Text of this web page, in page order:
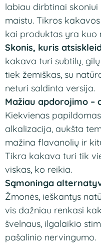
labiau dirbtinai
maistu. Tikros
kai produktas yra kuo
Skonis, kuris
kakava turi subtilų,
tiek žemiškas, su
neturi saldinta versija.
Mažiau apdorojimo –
Kiekvienas
alkalizacija, aukšta
mažina flavanolių ir
Tikra kakava turi tik
viskas, ko reikia.
Sąmoninga
Žmonės, ieškantys
vis dažniau renkasi
švelnaus, ilgalaikio
pašalinio nervingumo.